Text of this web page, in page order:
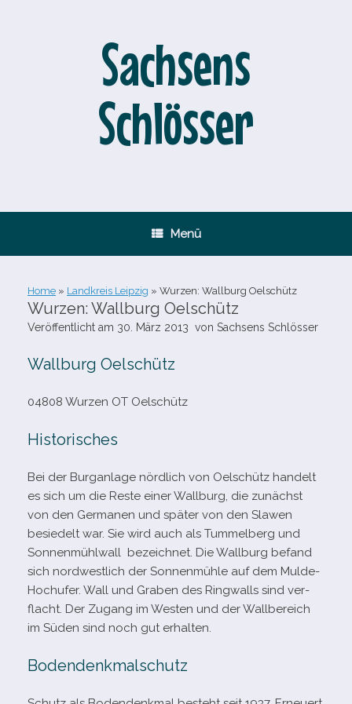
Sachsens
Schlösser
Menü
Home » Landkreis Leipzig » Wurzen: Wallburg Oelschütz
Wurzen: Wallburg Oelschütz
Veröffentlicht am 30. März 2013 von Sachsens Schlösser
Wallburg Oelschütz
04808 Wurzen OT Oelschütz
Historisches
Bei der Burganlage nörd­lich von Oelschütz han­delt
es sich um die Reste einer Wallburg, die zunächst
von den Germanen und spä­ter von den Slawen
besie­delt war. Sie wird auch als Tummelberg und
Sonnenmühlwall bezeich­net. Die Wallburg befand
sich nord­west­lich der Sonnenmühle auf dem Mulde-​
Hochufer. Wall und Graben des Ringwalls sind ver­
flacht. Der Zugang im Westen und der Wallbereich
im Süden sind noch gut erhalten.
Bodendenkmalschutz